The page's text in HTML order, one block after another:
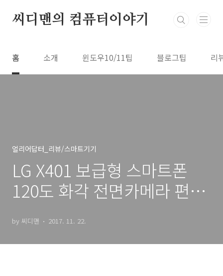
씨디맨의 컴퓨터이야기
홈 소개 윈도우10/11팁 블로그팁 리
얼리어답터_리뷰/스마트기기
LG X401 보급형 스마트폰
120도 화각 전면카메라 편안
by 씨디맨 2017. 11. 22.